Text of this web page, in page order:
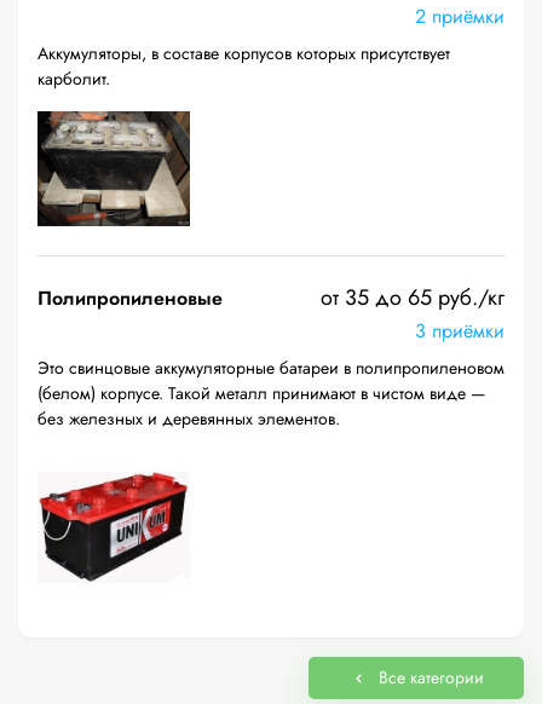
2 приёмки
Аккумуляторы, в составе корпусов которых присутствует
карболит.
Полипропиленовые от 35 до 65 руб./кг
3 приёмки
Это свинцовые аккумуляторные батареи в полипропиленовом
(белом) корпусе. Такой металл принимают в чистом виде —
без железных и деревянных элементов.
Все категории